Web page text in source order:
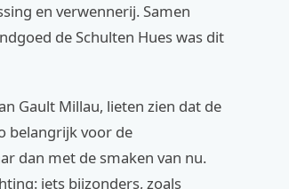
en verwennerij. Samen
de Schulten Hues was dit
Gault Millau, lieten zien dat de
belangrijk voor de
dan met de smaken van nu.
iets bijzonders, zoals